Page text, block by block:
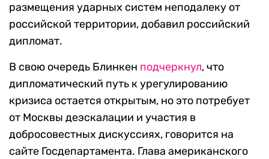
размещения ударных систем неподалеку от
российской территории, добавил российский
дипломат.
В свою очередь Блинкен подчеркнул, что
дипломатический путь к урегулированию
кризиса остается открытым, но это потребует
от Москвы деэскалации и участия в
добросовестных дискуссиях, говорится на
сайте Госдепартамента. Глава американского